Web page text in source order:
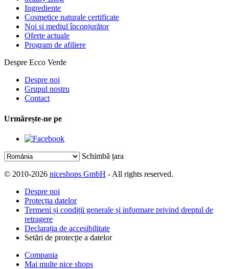
Ingrediente
Cosmetice naturale certificate
Noi si mediul înconjurător
Oferte actuale
Program de afiliere
Despre Ecco Verde
Despre noi
Grupul nostru
Contact
Urmărește-ne pe
Schimbă țara
© 2010-2026 niceshops GmbH - All rights reserved.
Despre noi
Protecția datelor
Termeni și condiții generale și informare privind dreptul de
retragere
Declarația de accesibilitate
Setări de protecție a datelor
Compania
Mai multe nice shops